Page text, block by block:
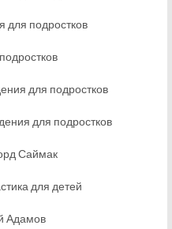
для подростков
для подростков
для подростков
Саймак
для детей
Адамов